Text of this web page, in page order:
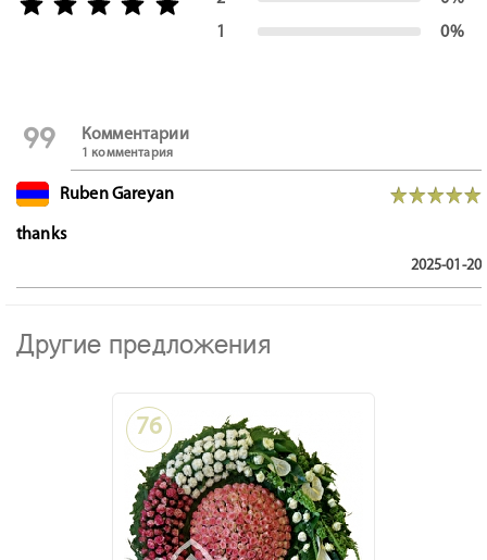
1
0%
format_quote Комментарии
1 комментария
Ruben Gareyan
thanks
2025-01-20
Другие предложения
76